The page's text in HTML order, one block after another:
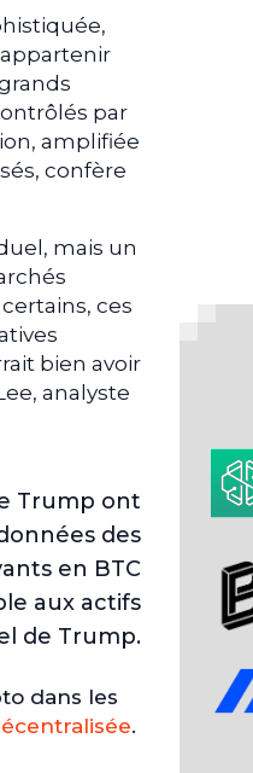
par
amplifiée
confère
mais un
ces
bien avoir
analyste
Trump ont
des
en BTC
aux actifs
de Trump.
dans les
.